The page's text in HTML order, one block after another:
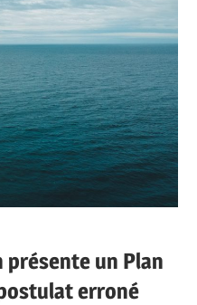
présente un Plan
erroné